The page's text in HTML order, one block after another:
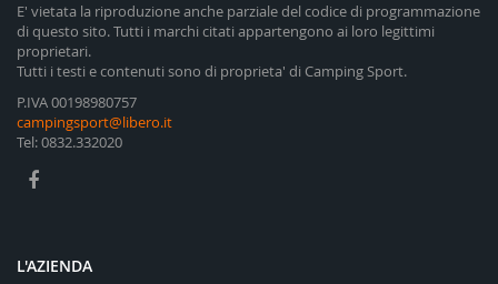
E' vietata la riproduzione anche parziale del codice di programmazione
di questo sito. Tutti i marchi citati appartengono ai loro legittimi
proprietari.
Tutti i testi e contenuti sono di proprieta' di Camping Sport.
P.IVA 00198980757
campingsport@libero.it
Tel: 0832.332020
L'AZIENDA